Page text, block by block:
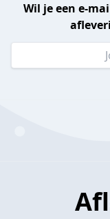
Wil je een e-